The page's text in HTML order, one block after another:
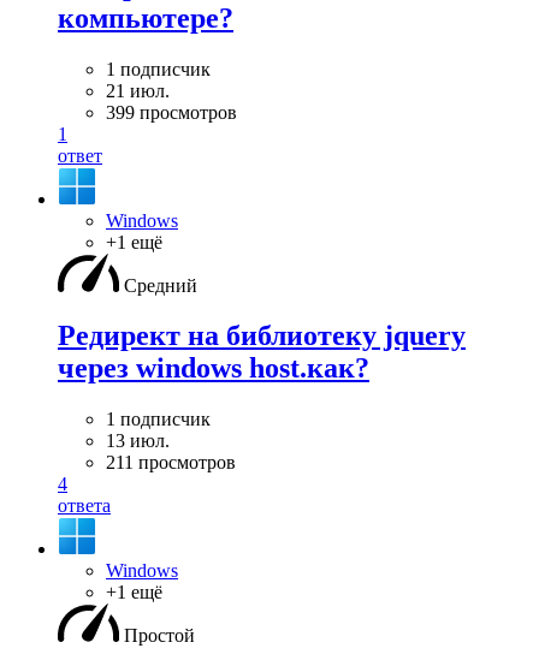
компьютере?
1 подписчик
21 июл.
399 просмотров
1
ответ
Windows
+1 ещё
Средний
Редирект на библиотеку jquery
через windows host.как?
1 подписчик
13 июл.
211 просмотров
4
ответа
Windows
+1 ещё
Простой